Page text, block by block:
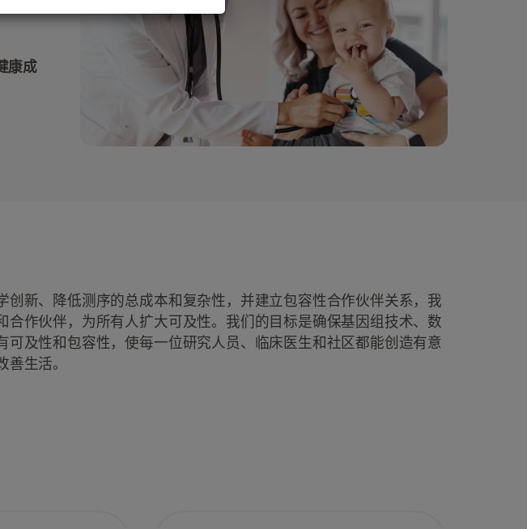
康成
创新、降低测序的总成本和复杂性，并建立包容性合作伙伴关系，我
合作伙伴，为所有人扩大可及性。我们的目标是确保基因组技术、数
可及性和包容性，使每一位研究人员、临床医生和社区都能创造有意
善生活。